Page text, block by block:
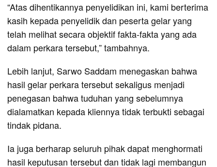
“Atas dihentikannya penyelidikan ini, kami berterima
kasih kepada penyelidik dan peserta gelar yang
telah melihat secara objektif fakta-fakta yang ada
dalam perkara tersebut,” tambahnya.
Lebih lanjut, Sarwo Saddam menegaskan bahwa
hasil gelar perkara tersebut sekaligus menjadi
penegasan bahwa tuduhan yang sebelumnya
dialamatkan kepada kliennya tidak terbukti sebagai
tindak pidana.
Ia juga berharap seluruh pihak dapat menghormati
hasil keputusan tersebut dan tidak lagi membangun